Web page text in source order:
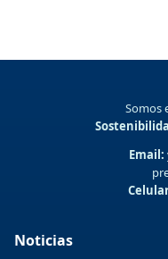
Somos
Email:
Noticias